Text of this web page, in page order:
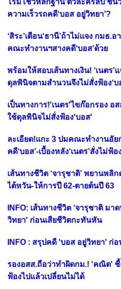
ความเร็วรถคดี‘บอส อยู่วิทยา’?
‘สิระ’เตือน‘ธานี’ถ้าไม่แจง กมธ.
คณะทำงานฯสางคดี‘บอส’ด้วย
พร้อมให้สอบเส้นทางเงิน! ‘เนตร
ดุลพินิจตามสำนวนจึงไม่สั่งฟ้อง‘บ
เป็นทางการ!'เนตร'ไขก๊อกรอง
ใช้ดุลพินิจไม่สั่งฟ้อง'บอส'
ละเอียด!แกะ 3 ปมคณะทำงานอัย
คดี‘บอส’-เบื้องหลัง‘เนตร’สั่งไม่ฟ้อ
เส้นทางชีวิต ‘จารุชาติ’ พยานพลิ
ไต้หวัน-ให้การปี 62-ตายต้นปี 63
INFO: เส้นทางชีวิต ‘จารุชาติ ม
วิทยา' ก่อนเสียชีวิตกะทันหัน
INFO : สรุปคดี 'บอส อยู่วิทยา' ก่
รองอสส.ถือว่าทำผิดกม.! 'คณิต'
ฟ้องไปแล้วเปลี่ยนไม่ได้